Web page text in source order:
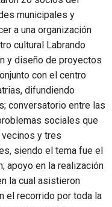
municipales y
a una organización
cultural Labrando
y diseño de proyectos
con el centro
difundiendo
conversatorio entre las
sociales que
y tres
siendo el tema fue el
apoyo en la realización
la cual asistieron
el recorrido por toda la